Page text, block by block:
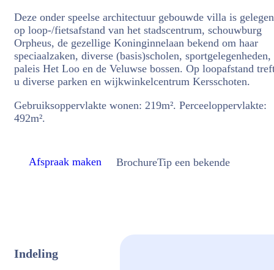
Deze onder speelse architectuur gebouwde villa is gelegen
op loop-/fietsafstand van het stadscentrum, schouwburg
Orpheus, de gezellige Koninginnelaan bekend om haar
speciaalzaken, diverse (basis)scholen, sportgelegenheden,
paleis Het Loo en de Veluwse bossen. Op loopafstand
u diverse parken en wijkwinkelcentrum Kersschoten.
Gebruiksoppervlakte wonen: 219m². Perceeloppervlakte:
492m².
Afspraak maken BrochureTip een bekende
Indeling